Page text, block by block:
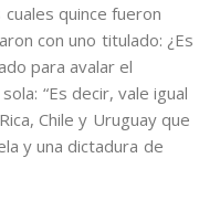
quince fueron
con uno titulado: ¿Es
para avalar el
“Es decir, vale igual
Chile y Uruguay que
y una dictadura de